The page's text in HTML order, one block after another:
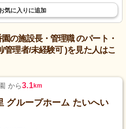
気に入り に追加
の施設長・管理職 のパート・
管理者/未経験可 )を見た人はこ
から3.1km
グループホーム たいへい